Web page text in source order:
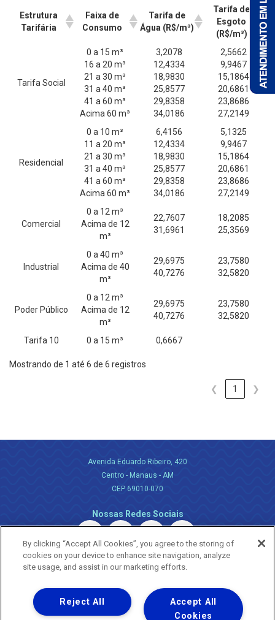
Estrutura
Tarifária
Faixa de
Consumo
Tarifa de
Água (R$/m³)
Tarifa de
Esgoto
(R$/m³)
Tarifa Social
0 a 15 m³
16 a 20 m³
21 a 30 m³
31 a 40 m³
41 a 60 m³
Acima 60 m³
3,2078
12,4334
18,9830
25,8577
29,8358
34,0186
2,5662
9,9467
15,1864
20,6861
23,8686
27,2149
Residencial
0 a 10 m³
11 a 20 m³
21 a 30 m³
31 a 40 m³
41 a 60 m³
Acima 60 m³
6,4156
12,4334
18,9830
25,8577
29,8358
34,0186
5,1325
9,9467
15,1864
20,6861
23,8686
27,2149
Comercial
0 a 12 m³
Acima de 12
m³
22,7607
31,6961
18,2085
25,3569
Industrial
0 a 40 m³
Acima de 40
m³
29,6975
40,7276
23,7580
32,5820
Poder Público
0 a 12 m³
Acima de 12
m³
29,6975
40,7276
23,7580
32,5820
Tarifa 10 0 a 15 m³ 0,6667
Mostrando de 1 até 6 de 6 registros
❮ 1 ❯
Avenida Eduardo Ribeiro, 420
Centro - Manaus - AM
CEP 69010-070
Nossas Redes Sociais
Copyright ® 2026 - Todos os Direitos Reservados.
By clicking “Accept All Cookies”, you agree to the storing of
cookies on your device to enhance site navigation, analyze
site usage, and assist in our marketing efforts.
Accept All
Cookies
Reject All